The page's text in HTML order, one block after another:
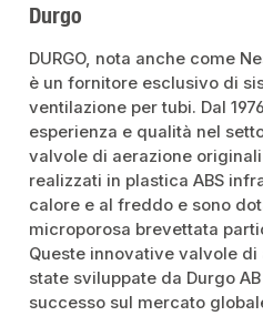
Durgo
DURGO, nota anche come
è un fornitore esclusivo di
ventilazione per tubi. Dal
esperienza e qualità nel
valvole di aerazione
realizzati in plastica ABS
calore e al freddo e sono
microporosa brevettata
Queste innovative valvole di
state sviluppate da Durgo
successo sul mercato